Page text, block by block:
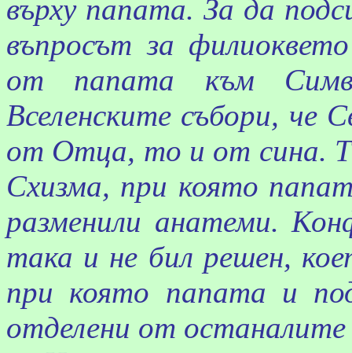
върху папата. За да
въпросът за филиоквето
от папата към
Вселенските събори, че
от Отца, то и от сина.
Схизма, при която
разменили анатеми.
така и не бил решен,
при която папата и
отделени от